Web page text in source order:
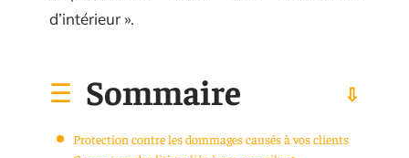
d’intérieur ».
Sommaire
Protection contre les dommages causés à vos clients